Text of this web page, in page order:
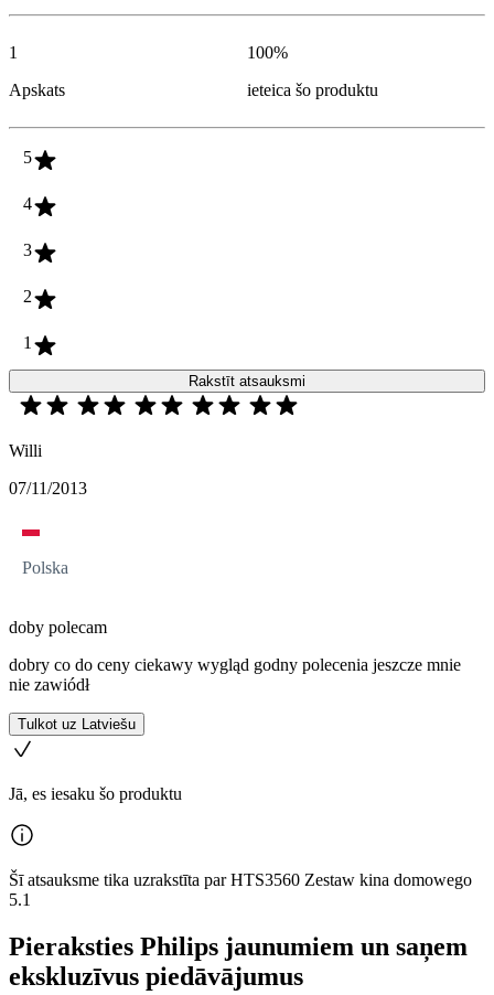
1
Apskats
100%
ieteica šo produktu
5
4
3
2
1
Rakstīt atsauksmi
Willi
07/11/2013
Polska
doby polecam
dobry co do ceny ciekawy wygląd godny polecenia jeszcze mnie
nie zawiódł
Tulkot uz Latviešu
Jā, es iesaku šo produktu
Šī atsauksme tika uzrakstīta par HTS3560 Zestaw kina domowego
5.1
Pieraksties Philips jaunumiem un saņem
ekskluzīvus piedāvājumus